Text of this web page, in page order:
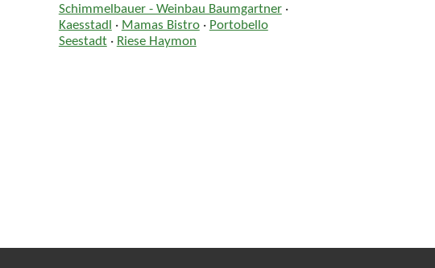
Schimmelbauer - Weinbau Baumgartner·
Kaesstadl · Mamas Bistro· Portobello
Seestadt· Riese Haymon